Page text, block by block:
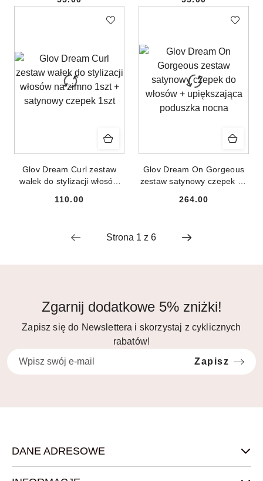
Cena: Cena:
Glov Dream Curl zestaw
wałek do stylizacji włosów
czepek 1szt
Cena:
110.00
Glov Dream On Gorgeous
zestaw satynowy czepek do
poduszka nocna
Cena:
264.00
Zgarnij dodatkowe 5% zniżki!
Zapisz się do Newslettera i skorzystaj z cyklicznych
rabatów!
Zapisz
DANE ADRESOWE